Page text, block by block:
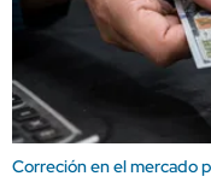
Correción en el mercado